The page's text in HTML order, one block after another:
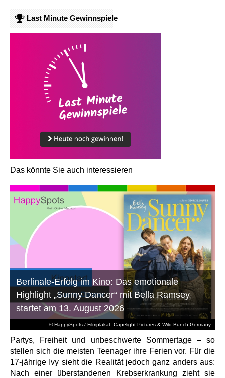
Last Minute Gewinnspiele
Das könnte Sie auch interessieren
© HappySpots / Filmplakat: Capelight Pictures & Wild Bunch Germany
Berlinale-Erfolg im Kino: Das emotionale
Highlight „Sunny Dancer“ mit Bella Ramsey
startet am 13. August 2026
Partys, Freiheit und unbeschwerte Sommertage – so
stellen sich die meisten Teenager ihre Ferien vor. Für die
17-jährige Ivy sieht die Realität jedoch ganz anders aus:
Nach einer überstandenen Krebserkrankung zieht sie